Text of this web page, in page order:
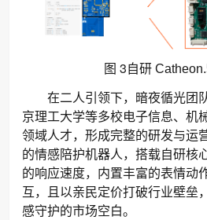
图 3自研
在二人引领下，暗夜循光团
京理工大学等多校电子信息、机
领域人才，形成完整的研发与运
的情感陪护机器人，搭载自研核
的响应速度，内置丰富的表情动
互，且以亲民定价打破行业壁垒
感守护的市场空白。